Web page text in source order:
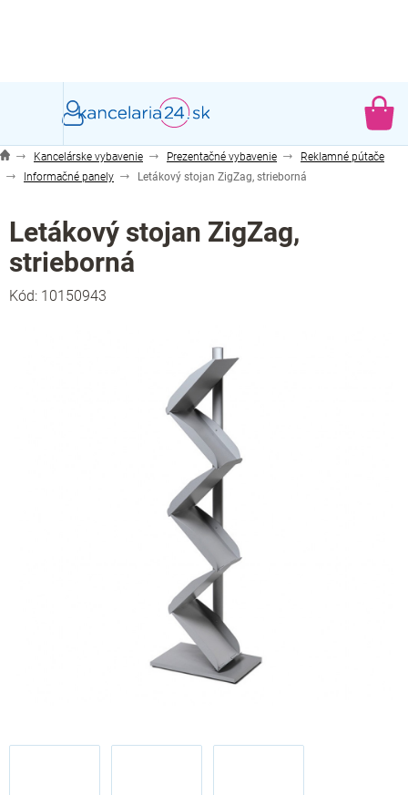
Kancelárske vybavenie Prezentačné vybavenie
Reklamné pútače
Informačné panely
Letákový stojan ZigZag, strieborná
Letákový stojan ZigZag,
strieborná
Kód: 10150943